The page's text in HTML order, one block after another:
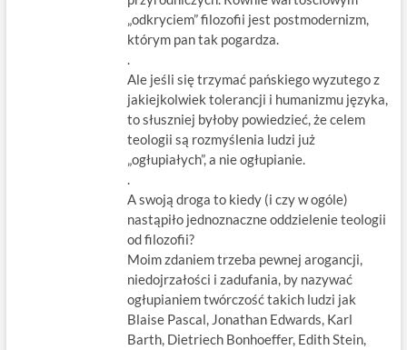
„odkryciem” filozofii jest postmodernizm,
którym pan tak pogardza.
.
Ale jeśli się trzymać pańskiego wyzutego z
jakiejkolwiek tolerancji i humanizmu języka,
to słuszniej byłoby powiedzieć, że celem
teologii są rozmyślenia ludzi już
„ogłupiałych”, a nie ogłupianie.
.
A swoją droga to kiedy (i czy w ogóle)
nastąpiło jednoznaczne oddzielenie teologii
od filozofii?
Moim zdaniem trzeba pewnej arogancji,
niedojrzałości i zadufania, by nazywać
ogłupianiem twórczość takich ludzi jak
Blaise Pascal, Jonathan Edwards, Karl
Barth, Dietriech Bonhoeffer, Edith Stein,